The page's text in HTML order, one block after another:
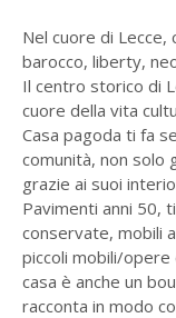
Nel cuore di
barocco, liberty,
Il centro storico di
cuore della vita
Casa pagoda ti fa
comunità, non solo
grazie ai suoi
Pavimenti anni 50,
conservate, mobili
piccoli mobili/
casa è anche un
racconta in modo